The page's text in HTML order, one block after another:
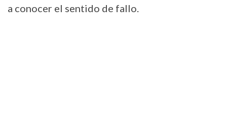
a conocer el sentido de fallo.